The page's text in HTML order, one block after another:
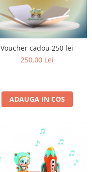
Voucher cadou 250 lei
250,00 Lei
ADAUGA IN COS